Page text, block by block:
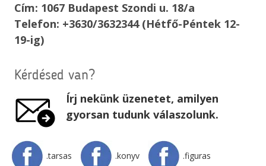
Cím: 1067 Budapest Szondi u. 18/a
Telefon: +3630/3632344 (Hétfő-Péntek 12-
19-ig)
Kérdésed van?
Írj nekünk üzenetet, amilyen
gyorsan tudunk válaszolunk.
.tarsas .konyv .figuras